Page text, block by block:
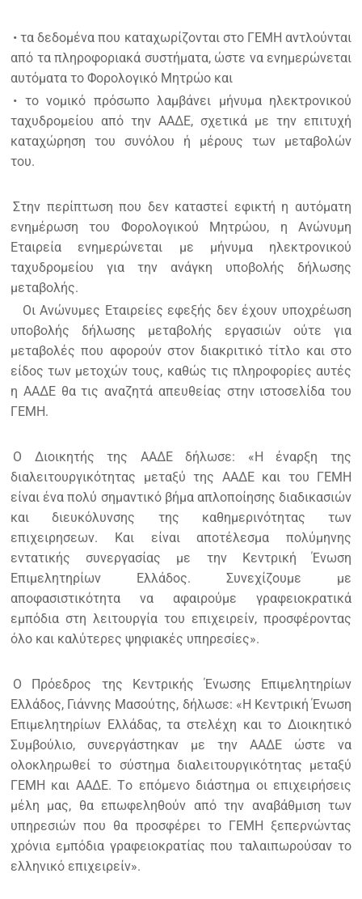
• τα δεδομένα που καταχωρίζονται στο ΓΕΜΗ αντλούνται
από τα πληροφοριακά συστήματα, ώστε να ενημερώνεται
αυτόματα το Φορολογικό Μητρώο και
• το νομικό πρόσωπο λαμβάνει μήνυμα ηλεκτρονικού
ταχυδρομείου από την ΑΑΔΕ, σχετικά με την επιτυχή
καταχώρηση του συνόλου ή μέρους των μεταβολών
του.
Στην περίπτωση που δεν καταστεί εφικτή η αυτόματη
ενημέρωση του Φορολογικού Μητρώου, η Ανώνυμη
Εταιρεία ενημερώνεται με μήνυμα ηλεκτρονικού
ταχυδρομείου για την ανάγκη υποβολής δήλωσης
μεταβολής.
Οι Ανώνυμες Εταιρείες εφεξής δεν έχουν υποχρέωση
υποβολής δήλωσης μεταβολής εργασιών ούτε για
μεταβολές που αφορούν στον διακριτικό τίτλο και στο
είδος των μετοχών τους, καθώς τις πληροφορίες αυτές
η ΑΑΔΕ θα τις αναζητά απευθείας στην ιστοσελίδα του
ΓΕΜΗ.
Ο Διοικητής της ΑΑΔΕ δήλωσε: «Η έναρξη της
διαλειτουργικότητας μεταξύ της ΑΑΔΕ και του ΓΕΜΗ
είναι ένα πολύ σημαντικό βήμα απλοποίησης διαδικασιών
και διευκόλυνσης της καθημερινότητας των
επιχειρησεων. Και είναι αποτέλεσμα πολύμηνης
εντατικής συνεργασίας με την Κεντρική Ένωση
Επιμελητηρίων Ελλάδος. Συνεχίζουμε με
αποφασιστικότητα να αφαιρούμε γραφειοκρατικά
εμπόδια στη λειτουργία του επιχειρείν, προσφέροντας
όλο και καλύτερες ψηφιακές υπηρεσίες».
Ο Πρόεδρος της Κεντρικής Ένωσης Επιμελητηρίων
Ελλάδος, Γιάννης Μασούτης, δήλωσε: «H Kεντρική Ένωση
Eπιμελητηρίων Eλλάδας, τα στελέχη και το Διοικητικό
Συμβούλιο, συνεργάστηκαν με την AAΔE ώστε να
ολοκληρωθεί το σύστημα διαλειτουργικότητας μεταξύ
ΓEMH και AAΔE. Tο επόμενο διάστημα οι επιχειρήσεις
μέλη μας, θα επωφεληθούν από την αναβάθμιση των
υπηρεσιών που θα προσφέρει το ΓEMH ξεπερνώντας
χρόνια εμπόδια γραφειοκρατίας που ταλαιπωρούσαν το
ελληνικό επιχειρείν».